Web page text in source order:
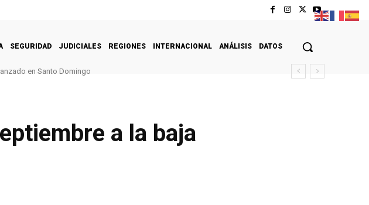
SEGURIDAD JUDICIALES REGIONES INTERNACIONAL ANÁLISIS DATOS
en Santo Domingo
a la baja